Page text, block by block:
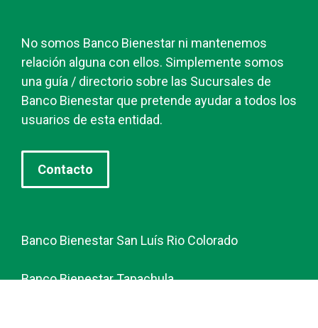
No somos Banco Bienestar ni mantenemos
relación alguna con ellos. Simplemente somos
una guía / directorio sobre las Sucursales de
Banco Bienestar que pretende ayudar a todos los
usuarios de esta entidad.
Contacto
Banco Bienestar San Luís Rio Colorado
Banco Bienestar Tapachula